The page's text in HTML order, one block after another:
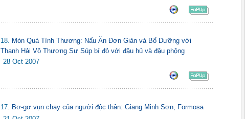
18. Món Quà Tình Thương: Nấu Ăn Ðơn Giản và Bổ Dưỡng với
Thanh Hải Vô Thượng Sư Súp bí đỏ với đậu hủ và đậu phộng
28 Oct 2007
17. Bơ-gơ vụn chay của người độc thân: Giang Minh Sơn, Formosa